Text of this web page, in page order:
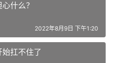
什么？
2022年8月9日 下午1:20
扛不住了